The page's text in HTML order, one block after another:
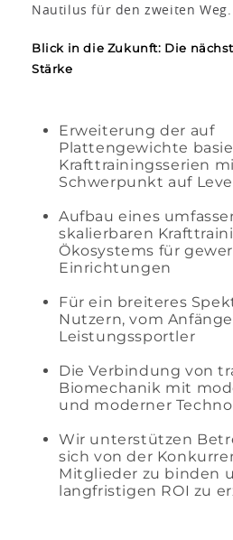
Nautilus für den zweiten Weg.
Blick in die Zukunft: Die
Stärke
Erweiterung der auf
Plattengewichte
Krafttrainingsserien
Schwerpunkt auf
Aufbau eines
skalierbaren
Ökosystems für
Einrichtungen
Für ein breiteres
Nutzern, vom
Leistungssportler
Die Verbindung von
Biomechanik mit
und moderner
Wir unterstützen
sich von der
Mitglieder zu binden
langfristigen ROI zu